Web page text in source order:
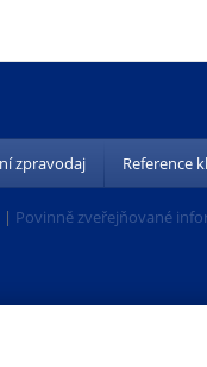
zpravodaj Reference
| Povinně zveřejňované